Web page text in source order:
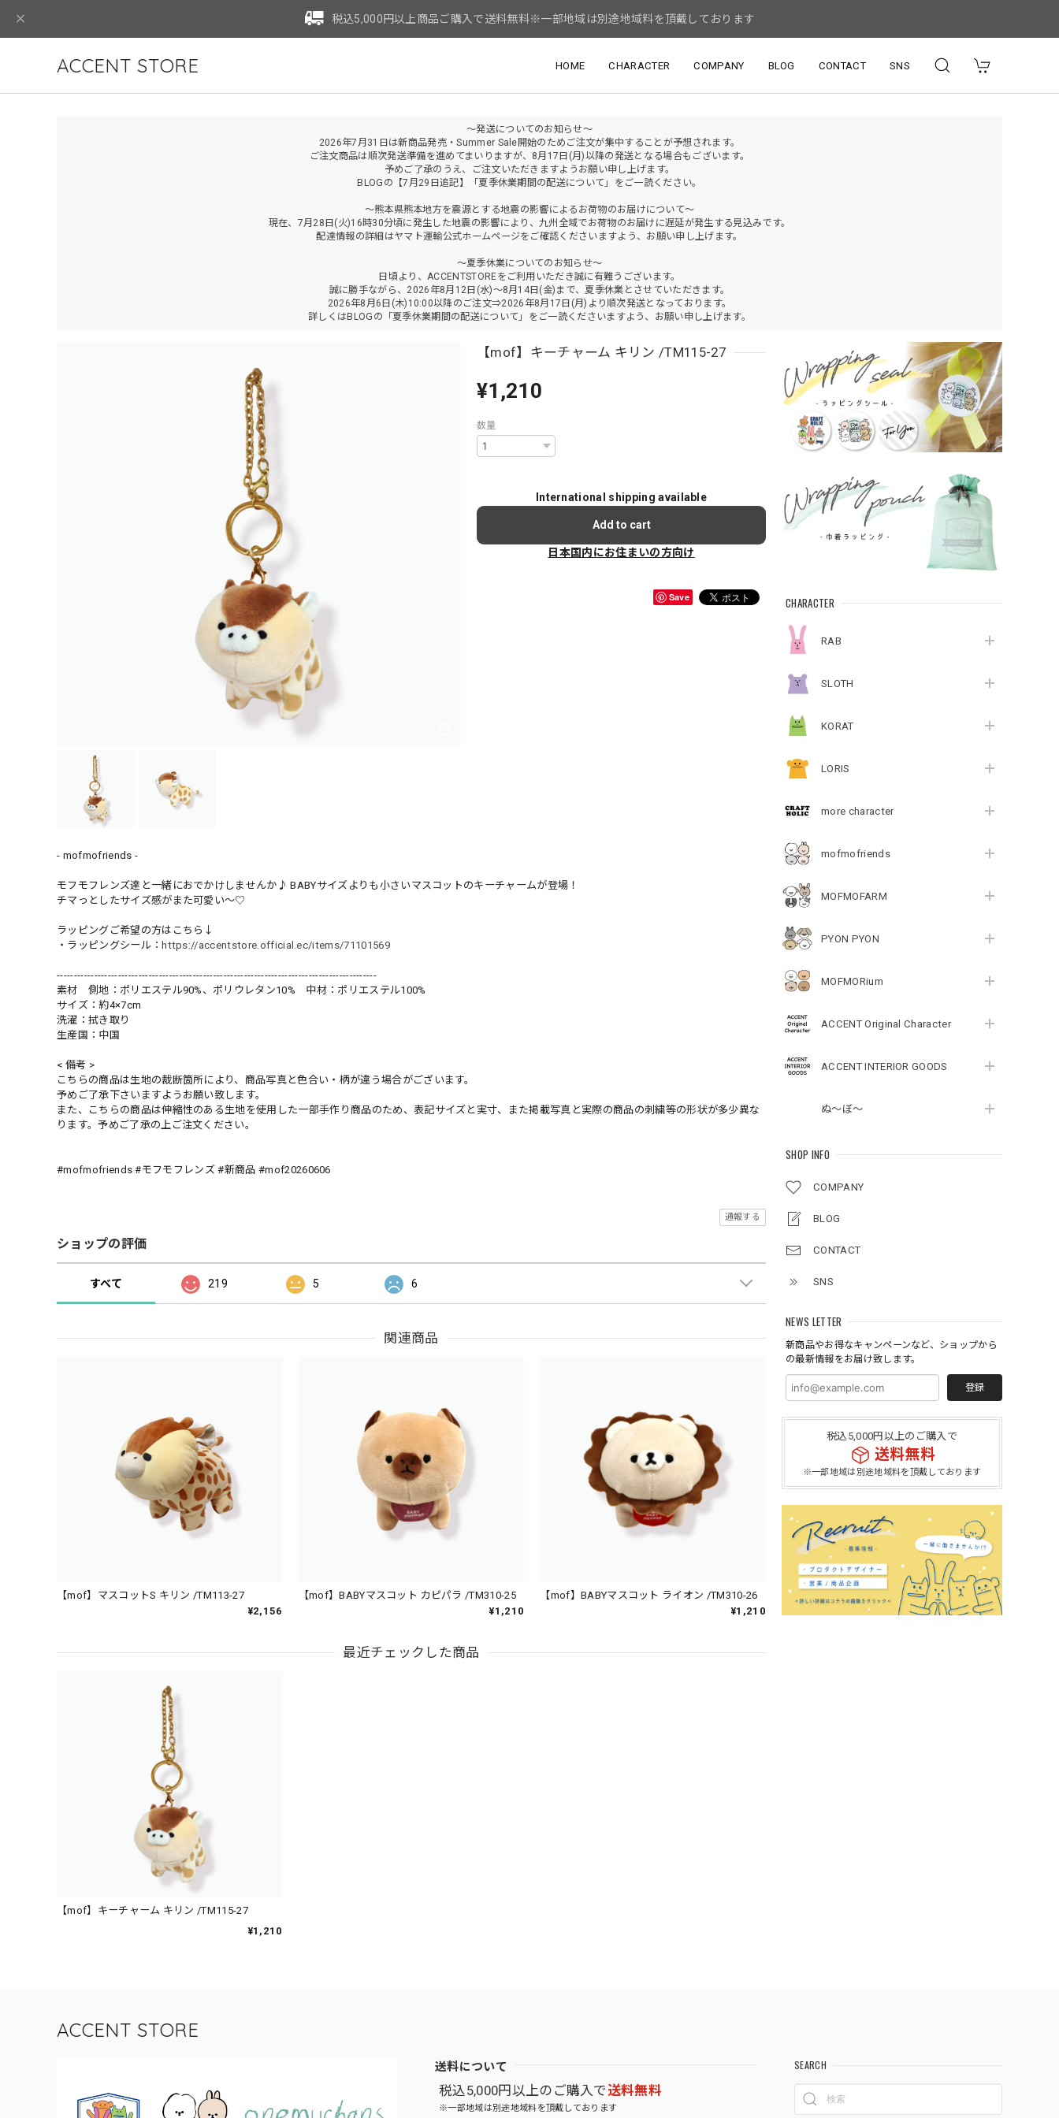
税込5,000円以上商品ご購入で送料無料※一部地域は別途地域料を頂戴しております
ACCENT STORE HOME CHARACTER COMPANY BLOG CONTACT SNS
～発送についてのお知らせ～
2026年7月31日は新商品発売・Summer Sale開始のためご注文が集中することが予想されます。
ご注文商品は順次発送準備を進めてまいりますが、8月17日(月)以降の発送となる場合もございます。
予めご了承のうえ、ご注文いただきますようお願い申し上げます。
BLOGの【7月29日追記】「夏季休業期間の配送について」をご一読ください。
～熊本県熊本地方を震源とする地震の影響によるお荷物のお届けについて～
現在、7月28日(火)16時30分頃に発生した地震の影響により、九州全域でお荷物のお届けに遅延が発生する見込みです。
配達情報の詳細はヤマト運輸公式ホームページをご確認くださいますよう、お願い申し上げます。
～夏季休業についてのお知らせ～
日頃より、ACCENTSTOREをご利用いただき誠に有難うございます。
誠に勝手ながら、2026年8月12日(水)～8月14日(金)まで、夏季休業とさせていただきます。
2026年8月6日(木)10:00以降のご注文⇒2026年8月17日(月)より順次発送となっております。
詳しくはBLOGの「夏季休業期間の配送について」をご一読くださいますよう、お願い申し上げます。
CHARACTER
RAB
SLOTH
KORAT
LORIS
more character
mofmofriends
MOFMOFARM
PYON PYON
MOFMORium
ACCENT Original Character
ACCENT INTERIOR GOODS
ぬ～ぼ～
SHOP INFO
COMPANY
BLOG
CONTACT
SNS
NEWS LETTER
新商品やお得なキャンペーンなど、ショップから
の最新情報をお届け致します。
登録
税込5,000円以上のご購入で
送料無料
※一部地域は別途地域料を頂戴しております
【mof】キーチャーム キリン /TM115-27
¥1,210
数量
International shipping available
Add to cart
日本国内にお住まいの方向け
Save
- mofmofriends -
モフモフレンズ達と一緒におでかけしませんか♪ BABYサイズよりも小さいマスコットのキーチャームが登場！
チマっとしたサイズ感がまた可愛い〜♡
ラッピングご希望の方はこちら↓
・ラッピングシール：https://accentstore.official.ec/items/71101569
----------------------------------------------------------------------------------------------
素材 側地：ポリエステル90%、ポリウレタン10% 中材：ポリエステル100%
サイズ：約4×7cm
洗濯：拭き取り
生産国：中国
< 備考 >
こちらの商品は生地の裁断箇所により、商品写真と色合い・柄が違う場合がございます。
予めご了承下さいますようお願い致します。
また、こちらの商品は伸縮性のある生地を使用した一部手作り商品のため、表記サイズと実寸、また掲載写真と実際の商品の刺繍等の形状が多少異な
ります。予めご了承の上ご注文ください。
#mofmofriends #モフモフレンズ #新商品 #mof20260606
通報する
ショップの評価
すべて 219 5 6
関連商品
【mof】マスコットS キリン /TM113-27
¥2,156
【mof】BABYマスコット カピパラ /TM310-25
¥1,210
【mof】BABYマスコット ライオン /TM310-26
¥1,210
最近チェックした商品
【mof】キーチャーム キリン /TM115-27
¥1,210
ACCENT STORE
送料について
税込5,000円以上のご購入で送料無料
※一部地域は別途地域料を頂戴しております
SEARCH